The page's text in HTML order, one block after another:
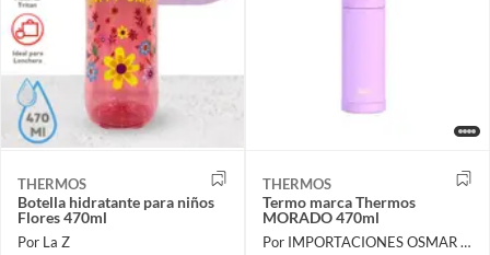
THERMOS
Botella hidratante para niños
Flores 470ml
Por La Z
THERMOS
Termo marca Thermos
MORADO 470ml
Por IMPORTACIONES OSMAR S.A.C.